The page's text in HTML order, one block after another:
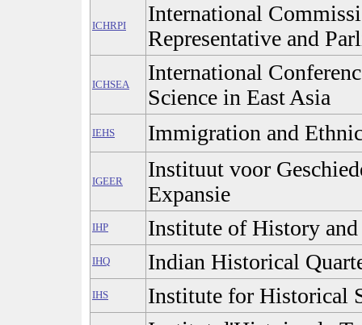
ICHRPI
International
Representative and
ICHSEA
International
Science in East Asia
IEHS Immigration and
IGEER
Instituut voor
Expansie
IHP Institute of History
IHQ Indian Historical
IHS Institute for Historical